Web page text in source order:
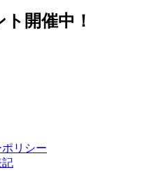
開催中！
リシー
記